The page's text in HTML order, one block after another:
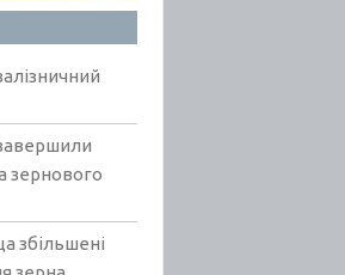
зернового
збільшені